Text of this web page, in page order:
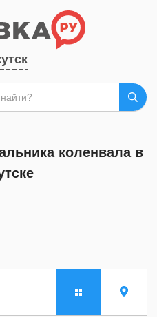
коленвала в